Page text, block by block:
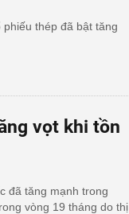
thép đã bật tăng
vọt khi tồn
đã tăng mạnh trong
vòng 19 tháng do thị